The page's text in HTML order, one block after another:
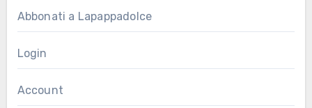
Abbonati a Lapappadolce
Login
Account